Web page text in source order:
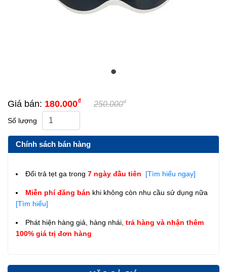
Giá bán: 180.000₫ 250.000₫
Số lượng
Chính sách bán hàng
Đổi trả tẹt ga trong 7 ngày đầu tiên [Tìm hiểu ngay]
Miễn phí đăng bán khi không còn nhu cầu sử dụng nữa
[Tìm hiểu]
Phát hiện hàng giả, hàng nhái, trả hàng và nhận thêm
100% giá trị đơn hàng